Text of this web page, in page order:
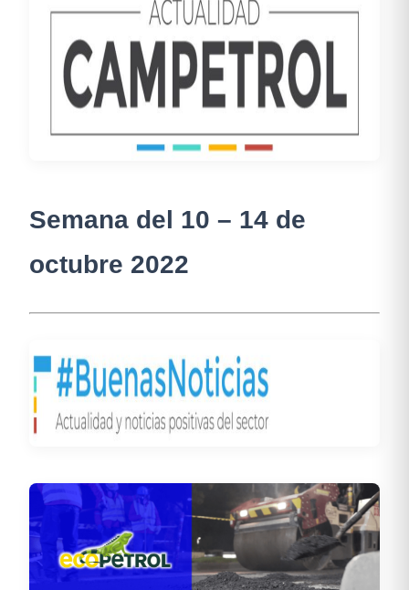
Semana del 10 – 14 de
octubre 2022